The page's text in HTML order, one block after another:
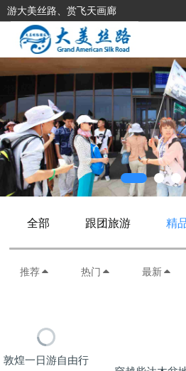
游大美丝路、赏飞天画廊
全部 跟团旅游 精
推荐 热门 最新
敦煌一日游自由行